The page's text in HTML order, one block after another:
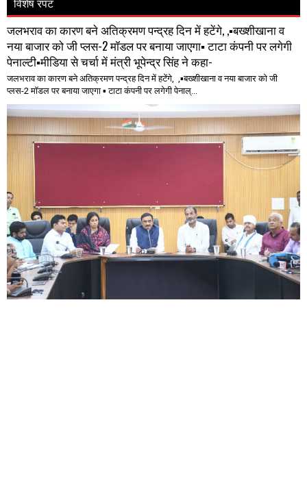
जलभराव का कारण बने अतिक्रमण पन्द्रह दिन में हटेंगे, ,▪️बख्शीखाना व
नया बाजार को जी प्लस-2 मॉडल पर बनाया जाएगा▪️ टाटा कंपनी पर लगेगी
पेनाल्टी▪️मीडिया से चर्चा में मंत्री भूपेन्द्र सिंह ने कहा-
जलभराव का कारण बने अतिक्रमण पन्द्रह दिन में हटेंगे, ,▪️बख्शीखाना व नया बाजार को जी
प्लस-2 मॉडल पर बनाया जाएगा ▪️ टाटा कंपनी पर लगेगी पेनाल्...